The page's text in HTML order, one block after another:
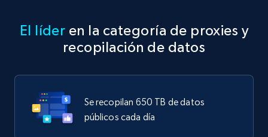
El líder en la categoría de proxies y
recopilación de datos
Se recopilan 650 TB de datos
públicos cada día